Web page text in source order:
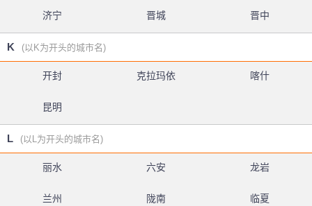
济宁 晋城 晋中
K (以K为开头的城市名)
开封 克拉玛依 喀什
昆明
L (以L为开头的城市名)
丽水 六安 龙岩
兰州 陇南 临夏